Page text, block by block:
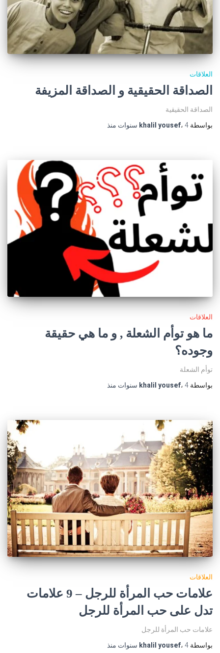
العلاقات
الصداقة الحقيقية و الصداقة المزيفة
الصداقة الحقيقية
بواسطة
khalil yousef، 4 سنوات منذ
العلاقات
ما هو توأم الشعلة , و ما هي حقيقة
وجوده؟
توأم الشعلة
بواسطة
khalil yousef، 4 سنوات منذ
العلاقات
علامات حب المرأة للرجل – 9 علامات
تدل على حب المرأة للرجل
علامات حب المرأة للرجل
بواسطة
khalil yousef، 4 سنوات منذ